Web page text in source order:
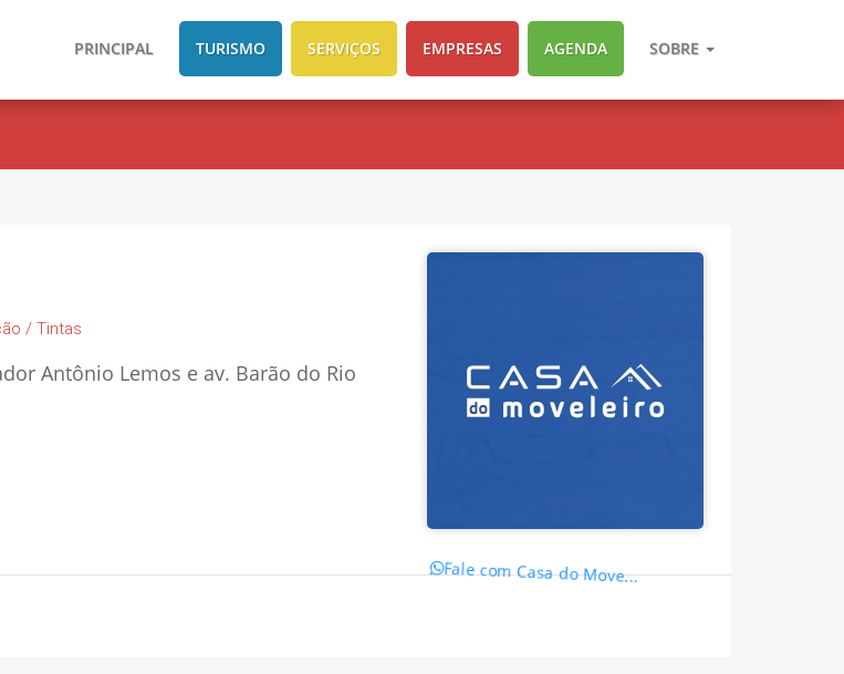
PRINCIPAL TURISMO SERVIÇOS EMPRESAS AGENDA SOBRE
/ Tintas
Antônio Lemos e av. Barão do Rio